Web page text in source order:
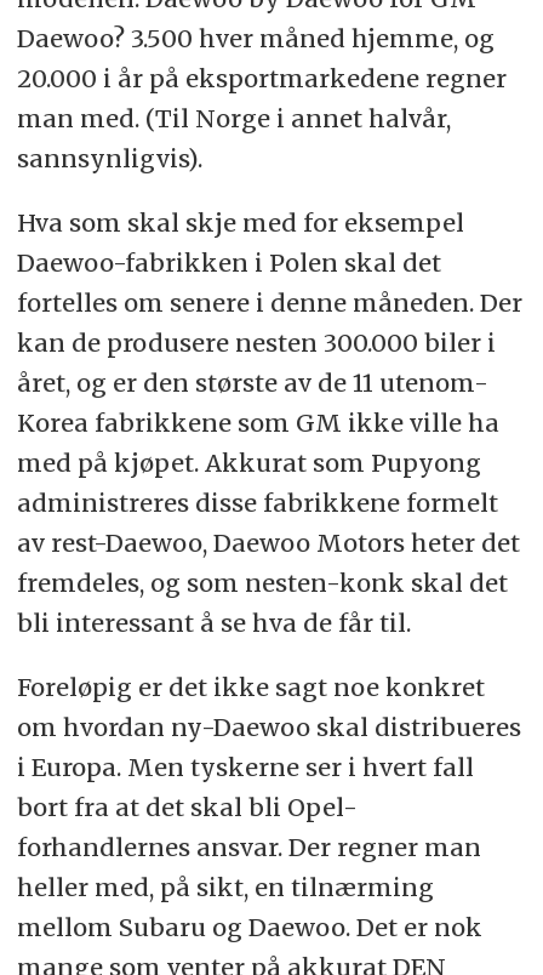
Daewoo? 3.500 hver måned hjemme, og
20.000 i år på eksportmarkedene regner
man med. (Til Norge i annet halvår,
sannsynligvis).
Hva som skal skje med for eksempel
Daewoo-fabrikken i Polen skal det
fortelles om senere i denne måneden. Der
kan de produsere nesten 300.000 biler i
året, og er den største av de 11 utenom-
Korea fabrikkene som GM ikke ville ha
med på kjøpet. Akkurat som Pupyong
administreres disse fabrikkene formelt
av rest-Daewoo, Daewoo Motors heter det
fremdeles, og som nesten-konk skal det
bli interessant å se hva de får til.
Foreløpig er det ikke sagt noe konkret
om hvordan ny-Daewoo skal distribueres
i Europa. Men tyskerne ser i hvert fall
bort fra at det skal bli Opel-
forhandlernes ansvar. Der regner man
heller med, på sikt, en tilnærming
mellom Subaru og Daewoo. Det er nok
mange som venter på akkurat DEN